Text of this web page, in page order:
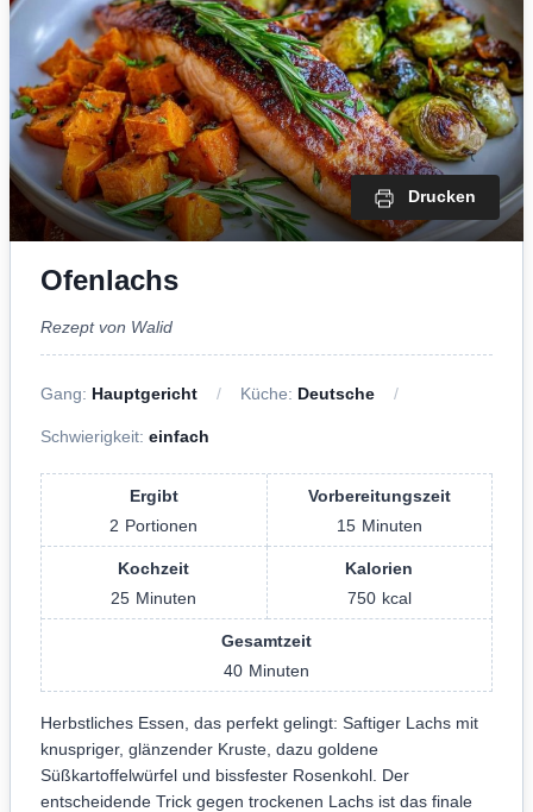
Drucken
Ofenlachs
Rezept von Walid
Gang: Hauptgericht Küche: Deutsche
Schwierigkeit: einfach
Ergibt
2 Portionen
Vorbereitungszeit
15 Minuten
Kochzeit
25 Minuten
Kalorien
750 kcal
Gesamtzeit
40 Minuten
Herbstliches Essen, das perfekt gelingt: Saftiger Lachs mit
knuspriger, glänzender Kruste, dazu goldene
Süßkartoffelwürfel und bissfester Rosenkohl. Der
entscheidende Trick gegen trockenen Lachs ist das finale